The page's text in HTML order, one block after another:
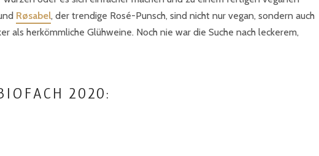
Røsabel, der trendige Rosé-Punsch, sind nicht nur vegan, sondern auch
herkömmliche Glühweine. Noch nie war die Suche nach leckerem,
2020: